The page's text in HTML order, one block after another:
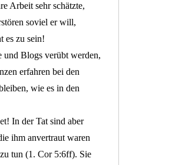
Arbeit sehr schätzte,
soviel er will,
es zu sein!
und Blogs verübt werden,
erfahren bei den
wie es in den
In der Tat sind aber
ihm anvertraut waren
tun (1. Cor 5:6ff). Sie